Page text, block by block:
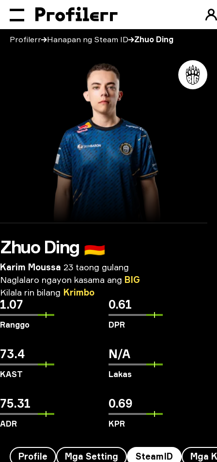
Profilerr Hanapan ng Steam ID Zhuo Ding
Zhuo Ding 🇩🇪
Karim Moussa 23 taong gulang
Naglalaro ngayon kasama ang BIG
Kilala rin bilang Krimbo
1.07
Ranggo
0.61
DPR
73.4
KAST
N/A
Lakas
75.31
ADR
0.69
KPR
Profile Mga Setting SteamID Mga